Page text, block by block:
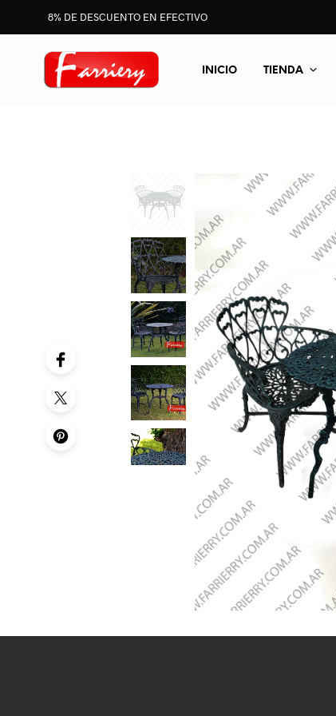
8% DE DESCUENTO EN EFECTIVO
INICIO TIENDA